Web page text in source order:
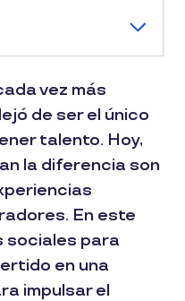
vez más
de ser el único
talento. Hoy,
la diferencia son
En este
sociales para
en una
impulsar el